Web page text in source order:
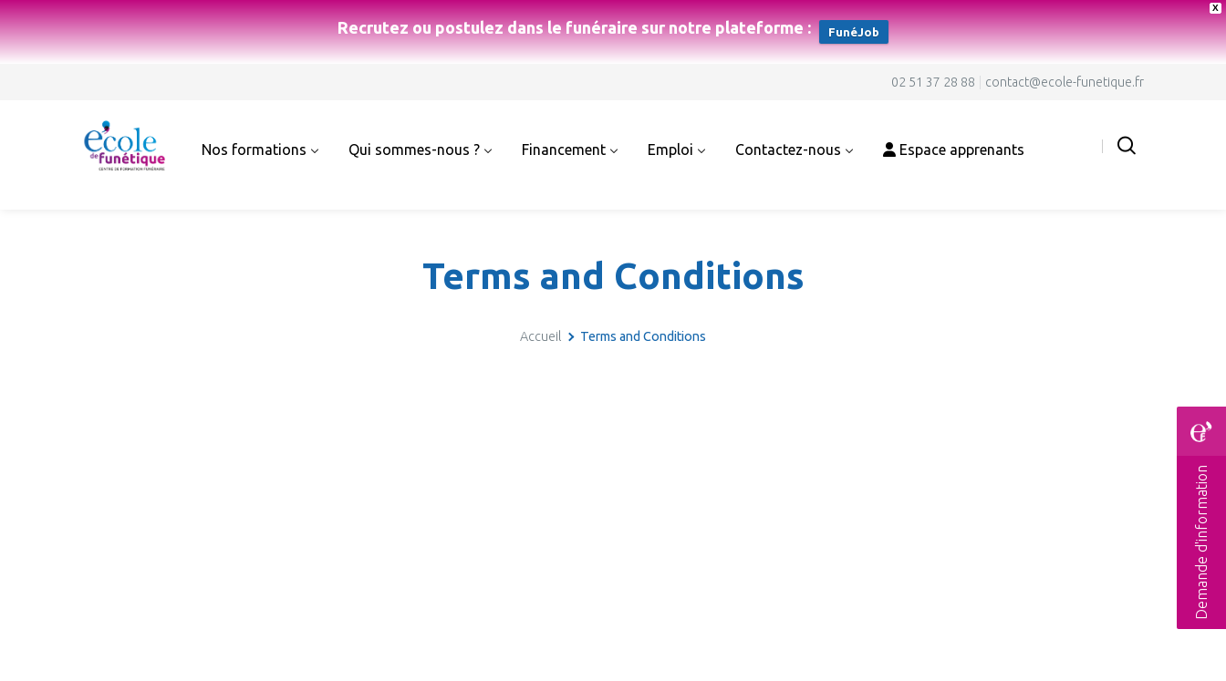
X
Recrutez ou postulez dans le funéraire sur notre plateforme : FunéJob
02 51 37 28 88 contact@ecole-funetique.fr
Nos formations Qui sommes-nous ? Financement Emploi Contactez-nous Espace apprenants
Terms and Conditions
Accueil Terms and Conditions
Demande d'information